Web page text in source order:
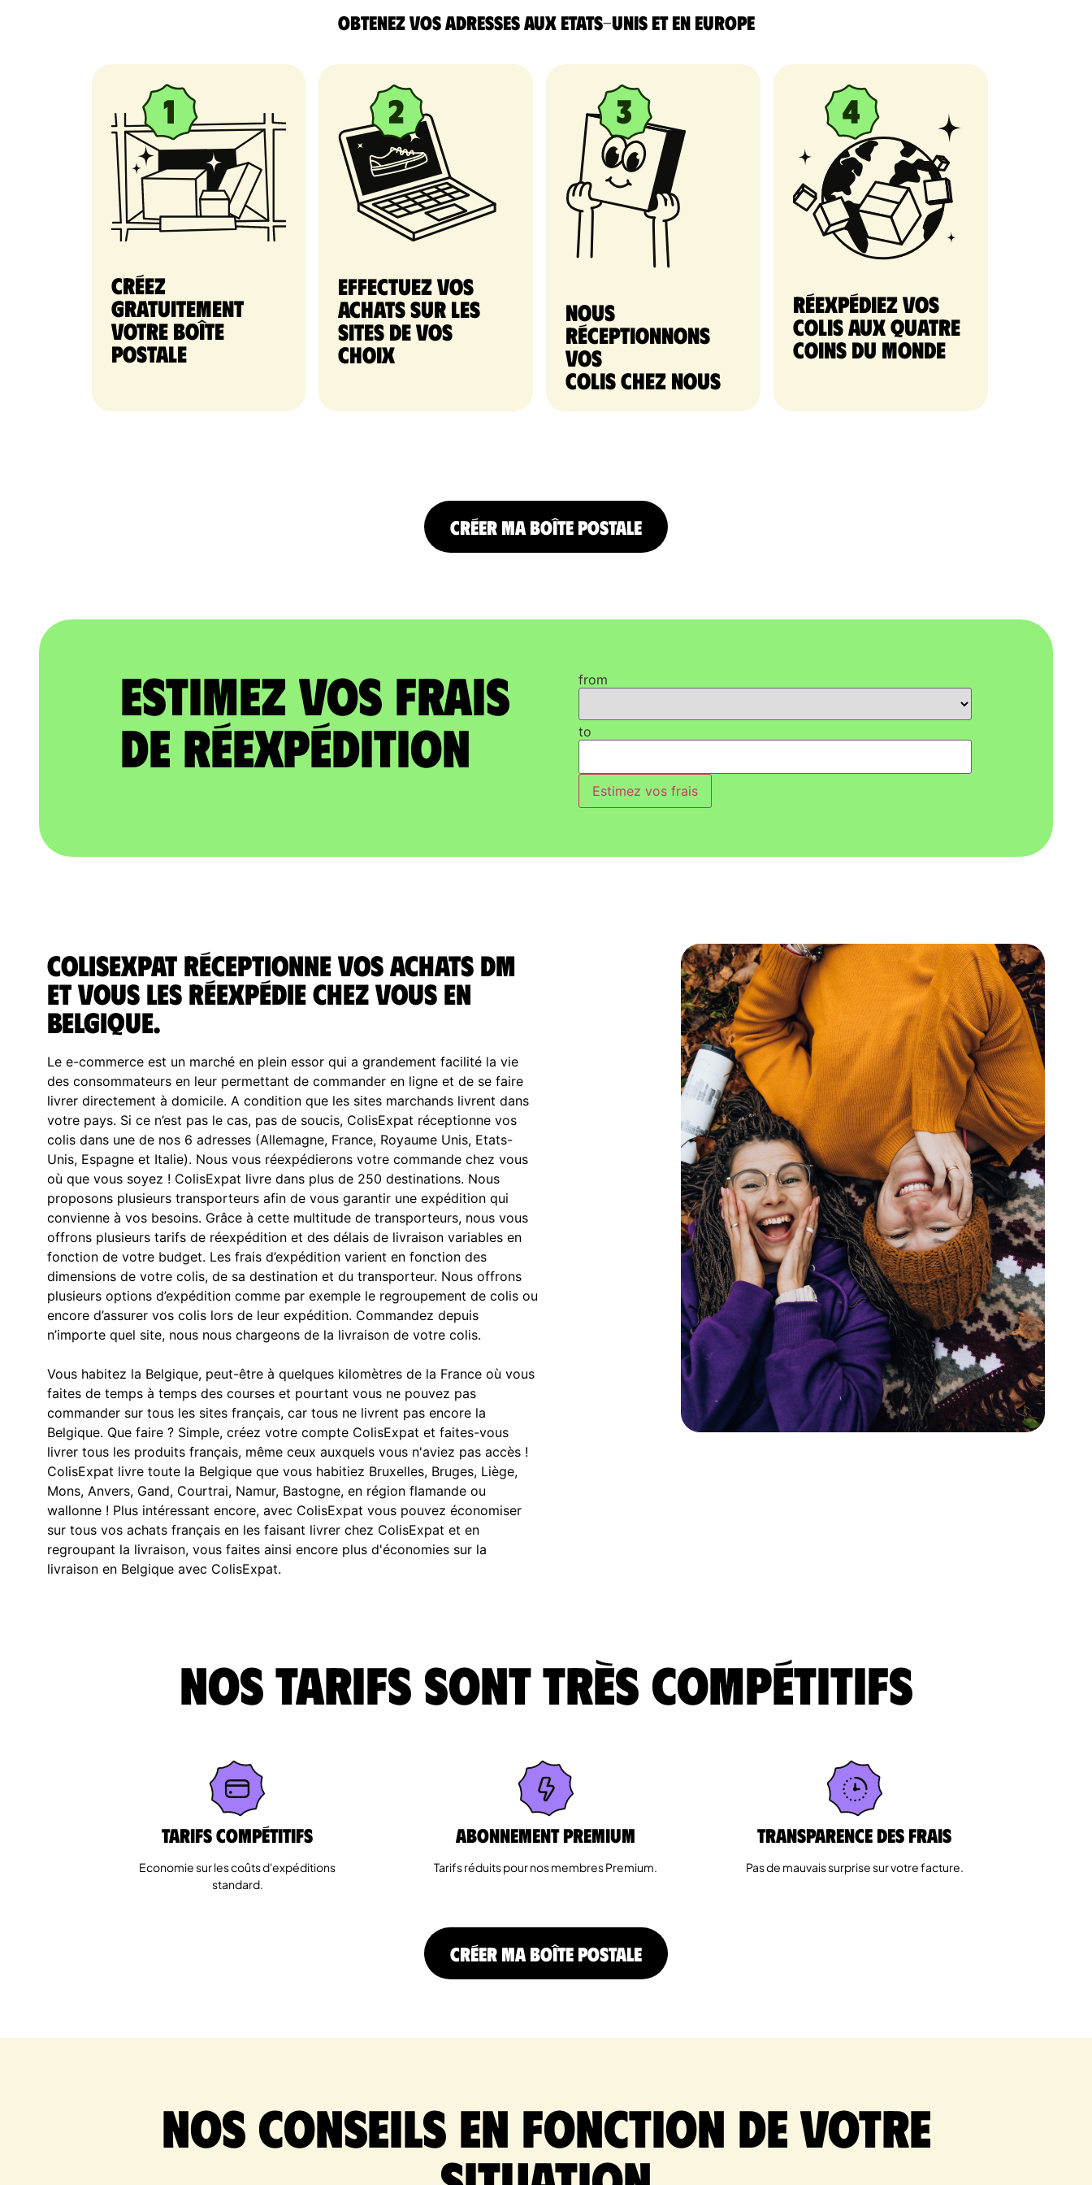
Obtenez vos adresses aux Etats-Unis et en Europe
Créez
gratuitement
votre Boîte
postale
Effectuez vos
achats sur les
sites de vos
choix
nous
réceptionnons
vos
colis chez nous
Réexpédiez vos
colis aux quatre
coins du monde
CRÉER MA BOÎTE POSTALE
Estimez vos frais
de réexpédition
from
to
Estimez vos frais
ColisExpat réceptionne vos achats Dm
et vous les réexpédie chez vous en
Belgique.
Le e-commerce est un marché en plein essor qui a grandement facilité la vie
des consommateurs en leur permettant de commander en ligne et de se faire
livrer directement à domicile. A condition que les sites marchands livrent dans
votre pays. Si ce n’est pas le cas, pas de soucis, ColisExpat réceptionne vos
colis dans une de nos 6 adresses (Allemagne, France, Royaume Unis, Etats-
Unis, Espagne et Italie). Nous vous réexpédierons votre commande chez vous
où que vous soyez ! ColisExpat livre dans plus de 250 destinations. Nous
proposons plusieurs transporteurs afin de vous garantir une expédition qui
convienne à vos besoins. Grâce à cette multitude de transporteurs, nous vous
offrons plusieurs tarifs de réexpédition et des délais de livraison variables en
fonction de votre budget. Les frais d’expédition varient en fonction des
dimensions de votre colis, de sa destination et du transporteur. Nous offrons
plusieurs options d’expédition comme par exemple le regroupement de colis ou
encore d’assurer vos colis lors de leur expédition. Commandez depuis
n’importe quel site, nous nous chargeons de la livraison de votre colis.
Vous habitez la Belgique, peut-être à quelques kilomètres de la France où vous
faites de temps à temps des courses et pourtant vous ne pouvez pas
commander sur tous les sites français, car tous ne livrent pas encore la
Belgique. Que faire ? Simple, créez votre compte ColisExpat et faites-vous
livrer tous les produits français, même ceux auxquels vous n'aviez pas accès !
ColisExpat livre toute la Belgique que vous habitiez Bruxelles, Bruges, Liège,
Mons, Anvers, Gand, Courtrai, Namur, Bastogne, en région flamande ou
wallonne ! Plus intéressant encore, avec ColisExpat vous pouvez économiser
sur tous vos achats français en les faisant livrer chez ColisExpat et en
regroupant la livraison, vous faites ainsi encore plus d'économies sur la
livraison en Belgique avec ColisExpat.
Nos tarifs sont très compétitifs
Tarifs Compétitifs
Economie sur les coûts d'expéditions
standard.
Abonnement Premium
Tarifs réduits pour nos membres Premium.
Transparence des Frais
Pas de mauvais surprise sur votre facture.
CRÉER MA BOÎTE POSTALE
Nos conseils en fonction de votre